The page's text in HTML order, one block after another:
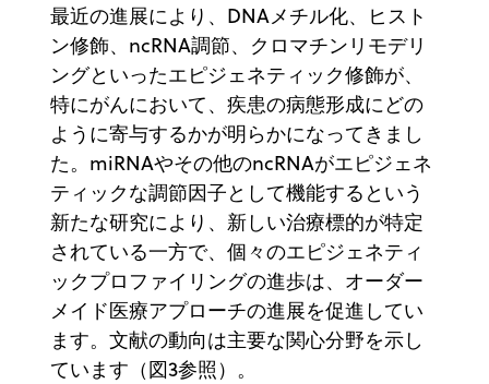
最近の進展により、DNAメチル化、ヒスト
ン修飾、ncRNA調節、クロマチンリモデリ
ングといったエピジェネティック修飾が、
特にがんにおいて、疾患の病態形成にどの
ように寄与するかが明らかになってきまし
た。miRNAやその他のncRNAがエピジェネ
ティックな調節因子として機能するという
新たな研究により、新しい治療標的が特定
されている一方で、個々のエピジェネティ
ックプロファイリングの進歩は、オーダー
メイド医療アプローチの進展を促進してい
ます。文献の動向は主要な関心分野を示し
ています（図3参照）。